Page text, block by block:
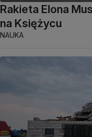
Rakieta Elona
na Księżycu
NAUKA